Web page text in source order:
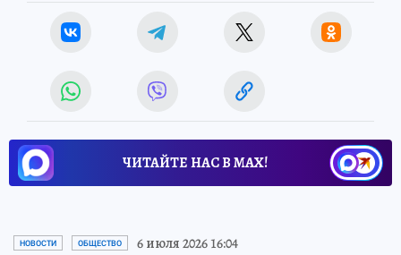
ЧИТАЙТЕ НАС В МАХ!
НОВОСТИ ОБЩЕСТВО 6 июля 2026 16:04